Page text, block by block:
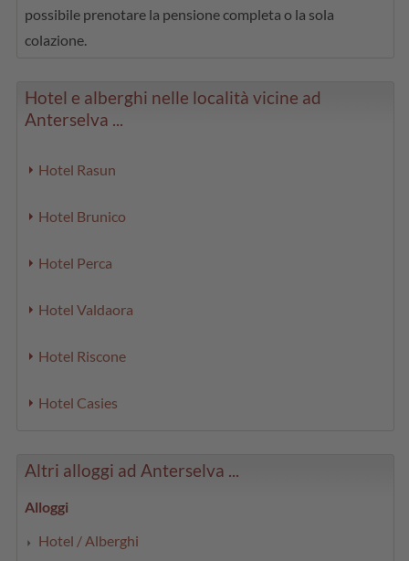
possibile prenotare la pensione completa o la sola
colazione.
Hotel e alberghi nelle località vicine ad
Anterselva ...
Hotel Rasun
Hotel Brunico
Hotel Perca
Hotel Valdaora
Hotel Riscone
Hotel Casies
Altri alloggi ad Anterselva ...
Alloggi
Hotel / Alberghi